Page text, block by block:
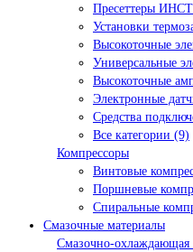
Пресеттеры
Установки
Высокоточные
Универсальные
Высокоточные
Электронные
Средства
Все категории (9)
Компрессоры
Винтовые
Поршневые
Спиральные
Смазочные материалы
Смазочно-